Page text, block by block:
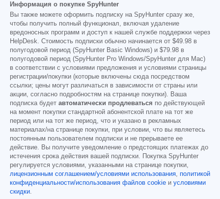
Информация о покупке SpyHunter
Вы также можете оформить подписку на SpyHunter сразу же,
чтобы получить полный функционал, включая удаление
вредоносных программ и доступ к нашей службе поддержки через
HelpDesk. Стоимость подписки обычно начинается от $49.98 в
полугодовой период (SpyHunter Basic Windows) и $79.98 в
полугодовой период (SpyHunter Pro Windows/SpyHunter для Mac)
в соответствии с условиями предложения и условиями страницы
регистрации/покупки (которые включены сюда посредством
ссылки; цены могут различаться в зависимости от страны или
акции, согласно подробностям на странице покупки). Ваша
подписка будет автоматически продлеваться по действующей
на момент покупки стандартной абонентской плате на тот же
период или на тот же период, что и указано в рекламных
материалах/на странице покупки, при условии, что вы являетесь
постоянным пользователем подписки и не прерываете ее
действие. Вы получите уведомление о предстоящих платежах до
истечения срока действия вашей подписки. Покупка SpyHunter
регулируется условиями, указанными на странице покупки,
лицензионным соглашением/условиями использования, политикой
конфиденциальности/использования файлов cookie и условиями
скидки.